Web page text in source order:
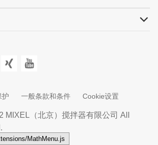
MathMenu.js
护 一般条款和条件 Cookie设置
MIXEL（北京）搅拌器有限公司 All